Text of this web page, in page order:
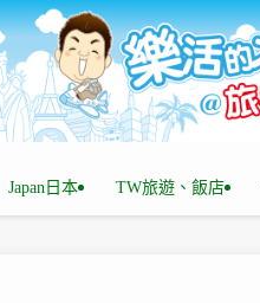
Japan日本 TW旅遊、飯店